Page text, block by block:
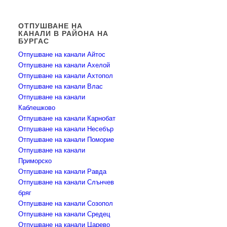
ОТПУШВАНЕ НА
КАНАЛИ В РАЙОНА НА
БУРГАС
Отпушване на канали Айтос
Отпушване на канали Ахелой
Отпушване на канали Ахтопол
Отпушване на канали Влас
Отпушване на канали
Каблешково
Отпушване на канали Карнобат
Отпушване на канали Несебър
Отпушване на канали Поморие
Отпушване на канали
Приморско
Отпушване на канали Равда
Отпушване на канали Слънчев
бряг
Отпушване на канали Созопол
Отпушване на канали Средец
Отпушване на канали Царево